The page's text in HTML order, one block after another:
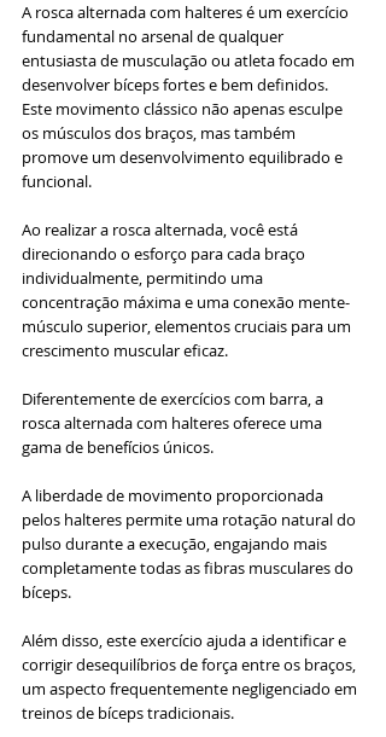
A rosca alternada com halteres é um exercício
fundamental no arsenal de qualquer
entusiasta de musculação ou atleta focado em
desenvolver bíceps fortes e bem definidos.
Este movimento clássico não apenas esculpe
os músculos dos braços, mas também
promove um desenvolvimento equilibrado e
funcional.
Ao realizar a rosca alternada, você está
direcionando o esforço para cada braço
individualmente, permitindo uma
concentração máxima e uma conexão mente-
músculo superior, elementos cruciais para um
crescimento muscular eficaz.
Diferentemente de exercícios com barra, a
rosca alternada com halteres oferece uma
gama de benefícios únicos.
A liberdade de movimento proporcionada
pelos halteres permite uma rotação natural do
pulso durante a execução, engajando mais
completamente todas as fibras musculares do
bíceps.
Além disso, este exercício ajuda a identificar e
corrigir desequilíbrios de força entre os braços,
um aspecto frequentemente negligenciado em
treinos de bíceps tradicionais.